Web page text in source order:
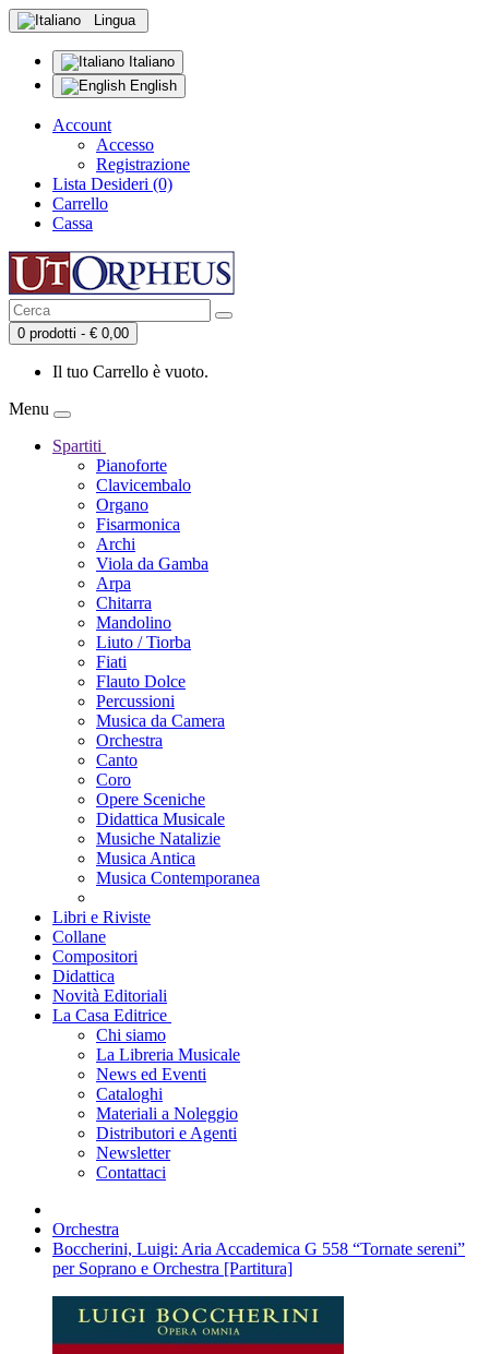
Lingua
Italiano
English
Account
Accesso
Registrazione
Lista Desideri (0)
Carrello
Cassa
0 prodotti - € 0,00
Il tuo Carrello è vuoto.
Menu
Spartiti
Pianoforte
Clavicembalo
Organo
Fisarmonica
Archi
Viola da Gamba
Arpa
Chitarra
Mandolino
Liuto / Tiorba
Fiati
Flauto Dolce
Percussioni
Musica da Camera
Orchestra
Canto
Coro
Opere Sceniche
Didattica Musicale
Musiche Natalizie
Musica Antica
Musica Contemporanea
Libri e Riviste
Collane
Compositori
Didattica
Novità Editoriali
La Casa Editrice
Chi siamo
La Libreria Musicale
News ed Eventi
Cataloghi
Materiali a Noleggio
Distributori e Agenti
Newsletter
Contattaci
Orchestra
Boccherini, Luigi: Aria Accademica G 558 “Tornate sereni”
per Soprano e Orchestra [Partitura]